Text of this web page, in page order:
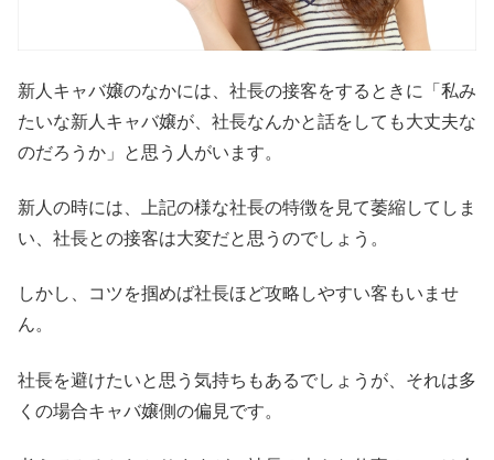
新人キャバ嬢のなかには、社長の接客をするときに「私み
たいな新人キャバ嬢が、社長なんかと話をしても大丈夫な
のだろうか」と思う人がいます。
新人の時には、上記の様な社長の特徴を見て萎縮してしま
い、社長との接客は大変だと思うのでしょう。
しかし、コツを掴めば社長ほど攻略しやすい客もいませ
ん。
社長を避けたいと思う気持ちもあるでしょうが、それは多
くの場合キャバ嬢側の偏見です。